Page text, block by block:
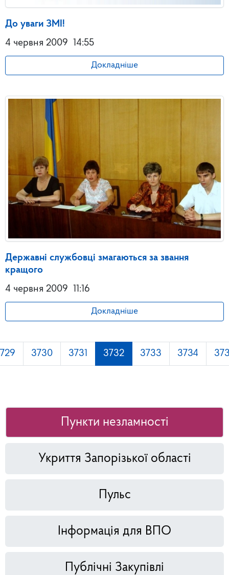
До уваги ЗМІ!
4 червня 2009
14:55
Докладніше
Державні службовці змагаються за звання
кращого
4 червня 2009
11:16
Докладніше
3730 3731 3732 3733 3734
Пункти незламності
Укриття Запорізької області
Пульс
Інформація для ВПО
Публічні Закупівлі